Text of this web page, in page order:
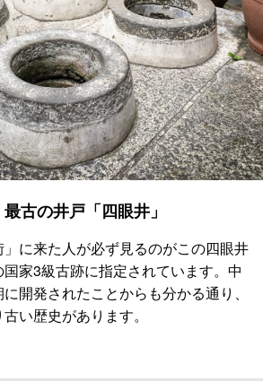
古の井戸「四眼井」
に来た人が必ず見るのがこの四眼井
家3級古跡に指定されています。中
開発されたことからも分かる通り、
い歴史があります。